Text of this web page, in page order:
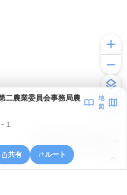
農業委員会事務局農
地
図
１
共有 ルート